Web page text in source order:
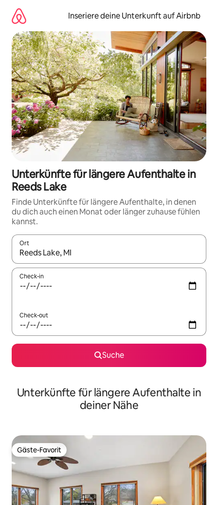
Inhalten
springen
Inseriere deine Unterkunft auf Airbnb
Unterkünfte für längere Aufenthalte in
Reeds Lake
Finde Unterkünfte für längere Aufenthalte, in denen
du dich auch einen Monat oder länger zuhause fühlen
kannst.
Ort
Wenn Ergebnisse verfügbar sind, navigiere mit den
Check-in
Check-out
Suche
Unterkünfte für längere Aufenthalte in
deiner Nähe
Gäste-Favorit
Gäste-Favorit